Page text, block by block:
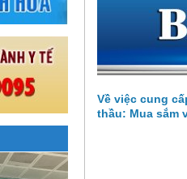
Về việc cung
thầu: Mua sắm